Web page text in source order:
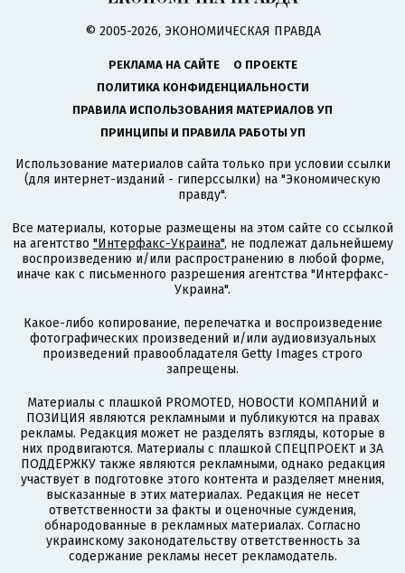
© 2005-2026, ЭКОНОМИЧЕСКАЯ ПРАВДА
РЕКЛАМА НА САЙТЕ
О ПРОЕКТЕ
ПОЛИТИКА КОНФИДЕНЦИАЛЬНОСТИ
ПРАВИЛА ИСПОЛЬЗОВАНИЯ МАТЕРИАЛОВ УП
ПРИНЦИПЫ И ПРАВИЛА РАБОТЫ УП
Использование материалов сайта только при условии ссылки
(для интернет-изданий - гиперссылки) на "Экономическую
правду".
Все материалы, которые размещены на этом сайте со ссылкой
на агентство "Интерфакс-Украина", не подлежат дальнейшему
воспроизведению и/или распространению в любой форме,
иначе как с письменного разрешения агентства "Интерфакс-
Украина".
Какое-либо копирование, перепечатка и воспроизведение
фотографических произведений и/или аудиовизуальных
произведений правообладателя Getty Images строго
запрещены.
Материалы с плашкой PROMOTED, НОВОСТИ КОМПАНИЙ и
ПОЗИЦИЯ являются рекламными и публикуются на правах
рекламы. Редакция может не разделять взгляды, которые в
них продвигаются. Материалы с плашкой СПЕЦПРОЕКТ и ЗА
ПОДДЕРЖКУ также являются рекламными, однако редакция
участвует в подготовке этого контента и разделяет мнения,
высказанные в этих материалах. Редакция не несет
ответственности за факты и оценочные суждения,
обнародованные в рекламных материалах. Согласно
украинскому законодательству ответственность за
содержание рекламы несет рекламодатель.